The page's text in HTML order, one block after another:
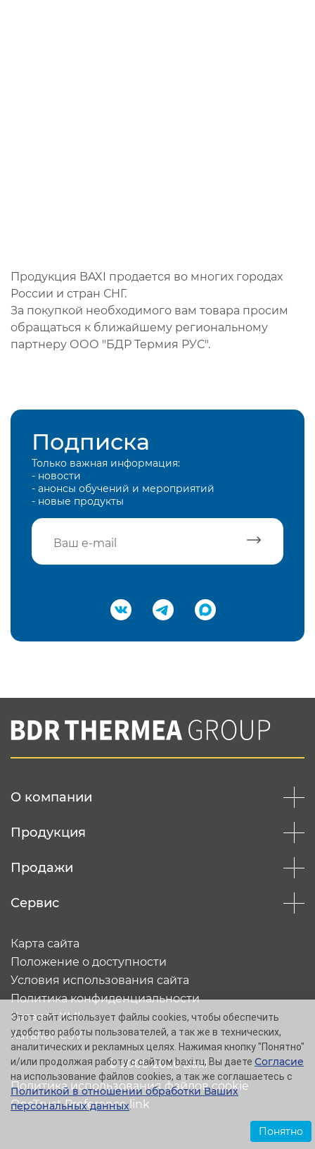
Продукция BAXI продается во многих городах
России и стран СНГ.
За покупкой необходимого вам товара просим
обращаться к ближайшему региональному
партнеру ООО "БДР Термия РУС".
Подписка
Только важная информация:
- новости
- анонсы обучений и мероприятий
- новые продукты
Подтвердить e-mail
Вы соглашаетесь с нашей политикой
конфеденциальности
О компании
Продукция
Продажи
Сервис
© 2005-2026 Baxi
Карта сайта
Положение о доступности
Условия использования сайта
Политика конфиденциальности
Каталог XML
Каталог CSV
Политика использования файлов cookie
OneTrust Preference link
Этот сайт использует файлы cookies, чтобы обеспечить
удобство работы пользователей, а так же в технических,
аналитических и рекламных целях. Нажимая кнопку "Понятно"
и/или продолжая работу с сайтом baxi.ru, Вы даете Согласие
на использование файлов cookies, а так же соглашаетесь с
Политикой в отношении обработки Ваших
персональных данных.
Понятно